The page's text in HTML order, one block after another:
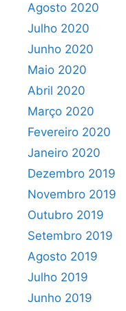
Agosto 2020
Julho 2020
Junho 2020
Maio 2020
Abril 2020
Março 2020
Fevereiro 2020
Janeiro 2020
Dezembro 2019
Novembro 2019
Outubro 2019
Setembro 2019
Agosto 2019
Julho 2019
Junho 2019